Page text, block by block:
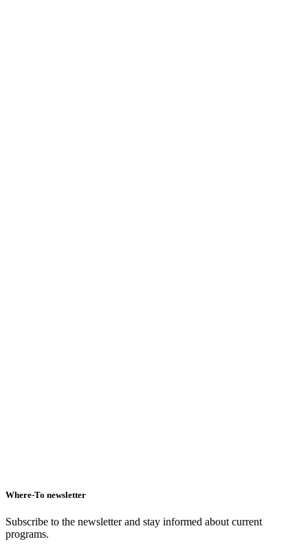
Pečená divina s hríbovou omáčkou
Where-To newsletter
Subscribe to the newsletter and stay informed about current
programs.